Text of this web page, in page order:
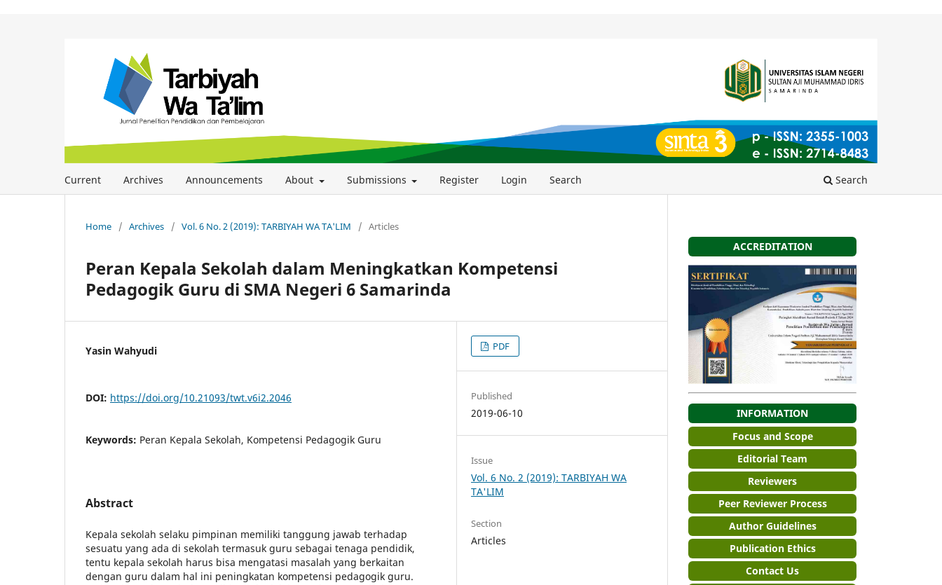
Current Archives Announcements About Submissions Register Login Search Search
Home / Archives / Vol. 6 No. 2 (2019): TARBIYAH WA TA'LIM / Articles
Peran Kepala Sekolah dalam Meningkatkan Kompetensi
Pedagogik Guru di SMA Negeri 6 Samarinda
Yasin Wahyudi
DOI: https://doi.org/10.21093/twt.v6i2.2046
Keywords: Peran Kepala Sekolah, Kompetensi Pedagogik Guru
Abstract
Kepala sekolah selaku pimpinan memiliki tanggung jawab terhadap
sesuatu yang ada di sekolah termasuk guru sebagai tenaga pendidik,
tentu kepala sekolah harus bisa mengatasi masalah yang berkaitan
dengan guru dalam hal ini peningkatan kompetensi pedagogik guru.
PDF
Published
2019-06-10
Issue
Vol. 6 No. 2 (2019): TARBIYAH WA
TA'LIM
Section
Articles
ACCREDITATION
INFORMATION
Focus and Scope
Editorial Team
Reviewers
Peer Reviewer Process
Author Guidelines
Publication Ethics
Contact Us